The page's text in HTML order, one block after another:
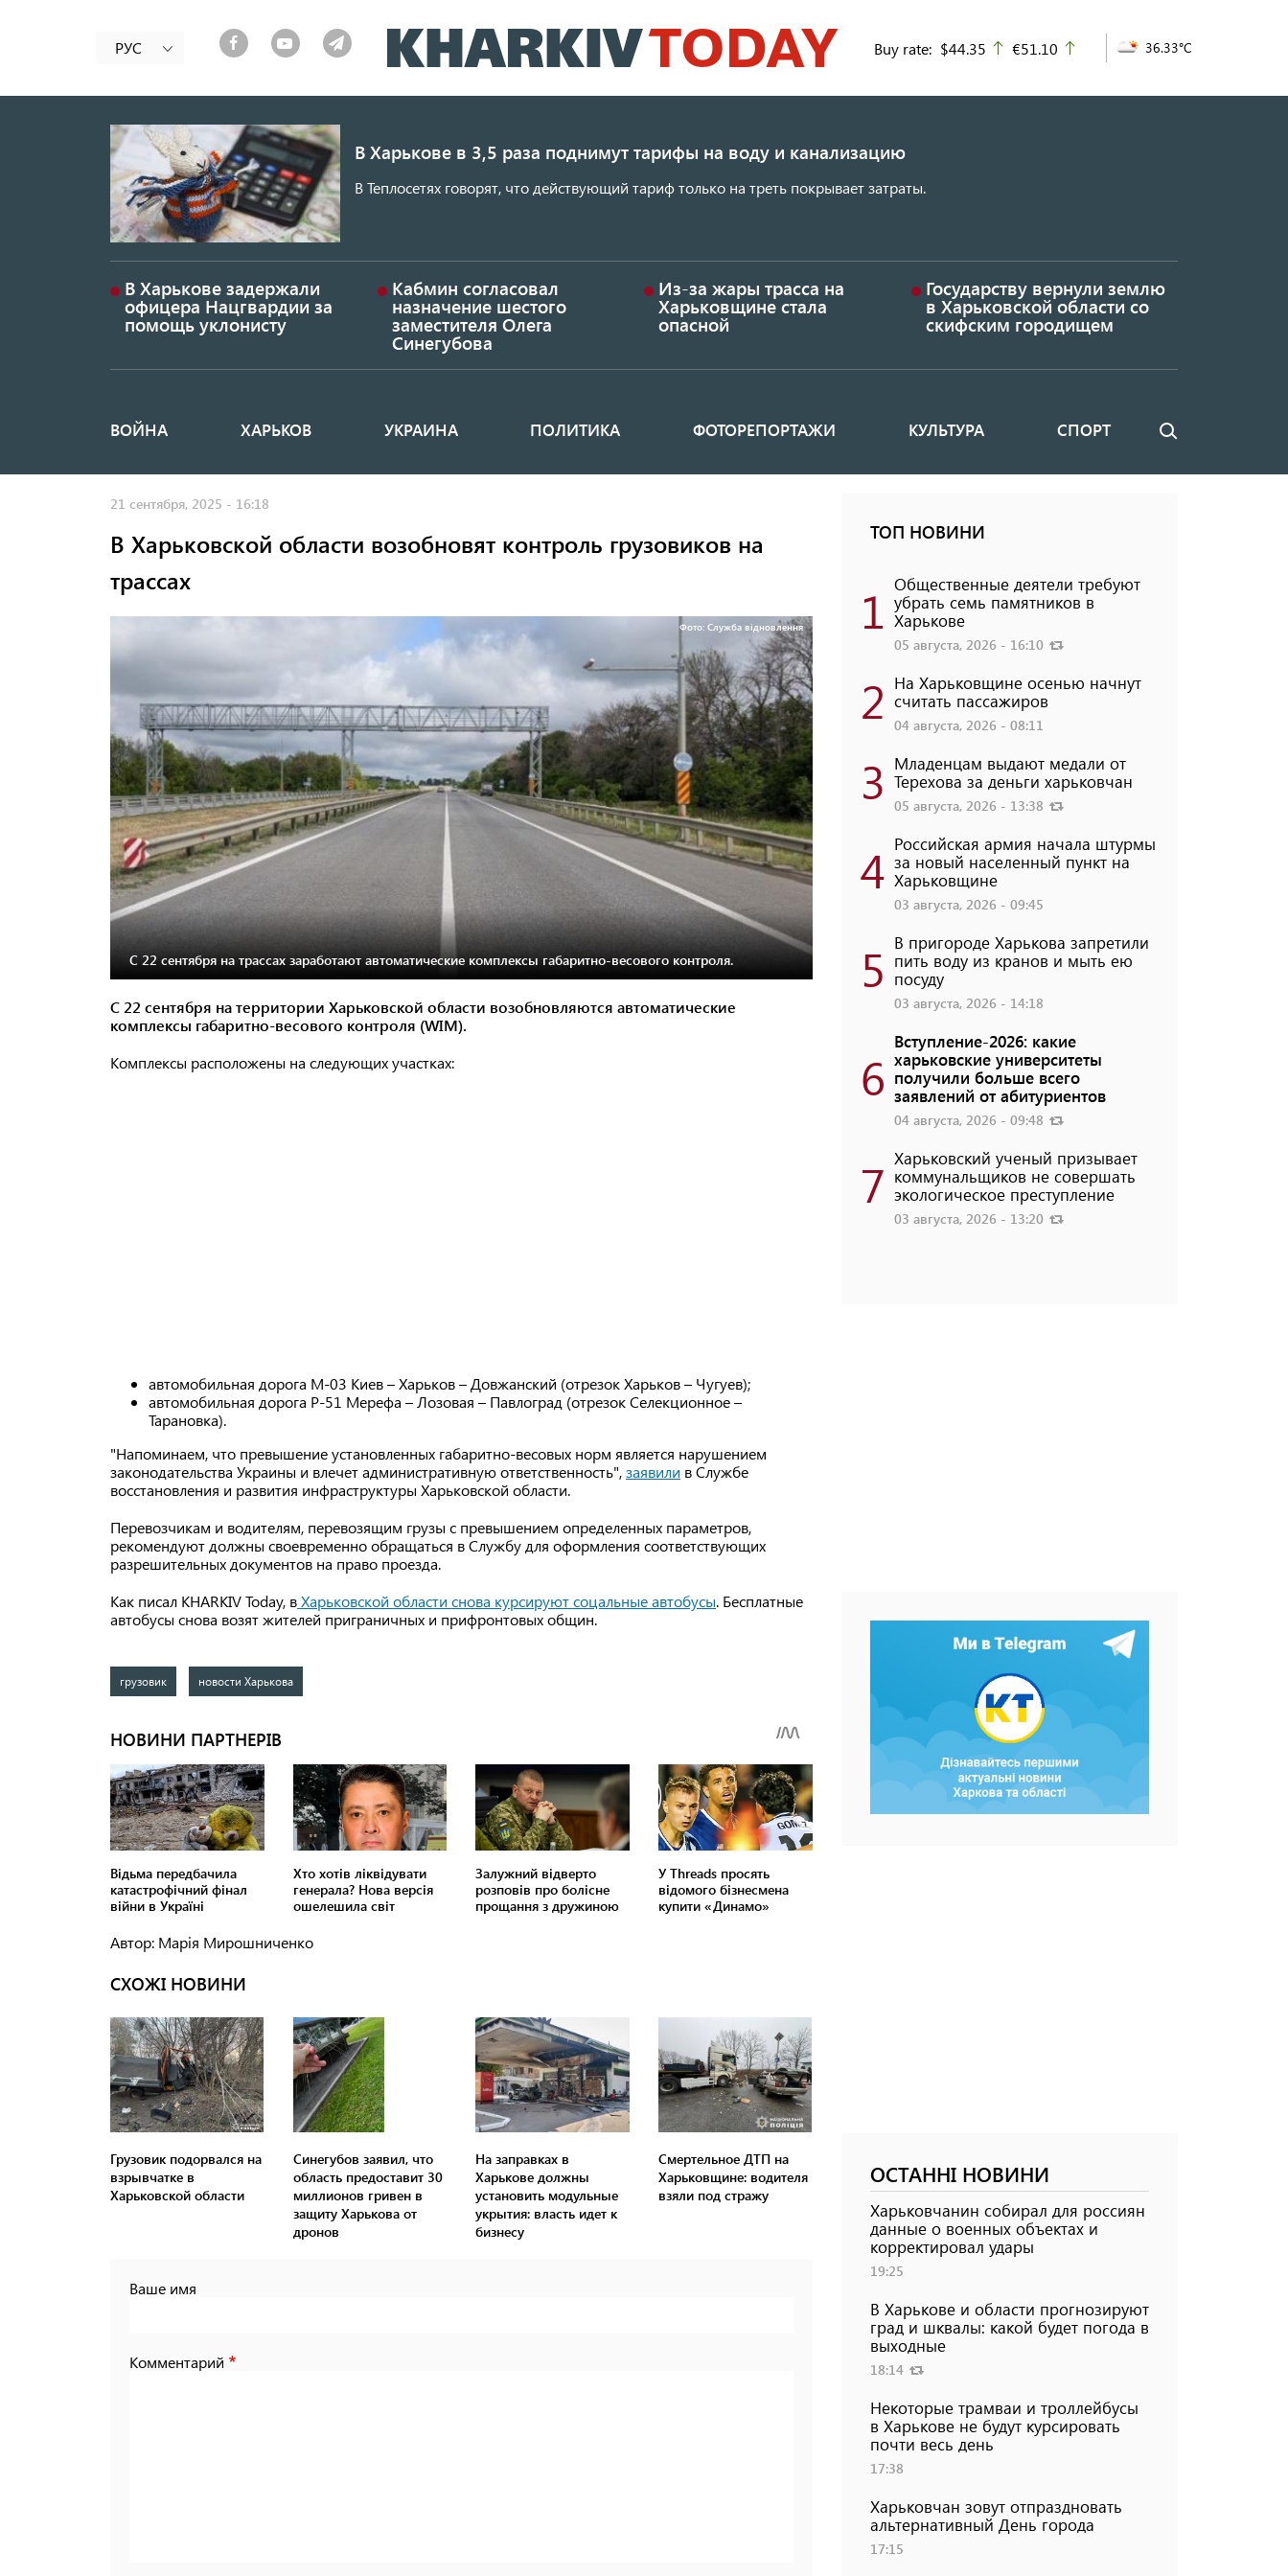
к
основному
РУС Buy rate: $44.35 up
€51.10 36.33°C
В Харькове в 3,5 раза поднимут тарифы на воду и канализацию
В Теплосетях говорят, что действующий тариф только на треть покрывает затраты.
В Харькове задержали
офицера Нацгвардии за
помощь уклонисту
Кабмин согласовал
назначение шестого
заместителя Олега
Синегубова
Из-за жары трасса на
Харьковщине стала
опасной
Государству вернули землю
в Харьковской области со
скифским городищем
Основная
ВОЙНА ХАРЬКОВ УКРАИНА ПОЛИТИКА ФОТОРЕПОРТАЖИ КУЛЬТУРА СПОРТ Поиск
21 сентября, 2025 - 16:18
В Харьковской области возобновят контроль грузовиков на
трассах
Фото: Служба відновлення
С 22 сентября на трассах заработают автоматические комплексы габаритно-весового контроля.
С 22 сентября на территории Харьковской области возобновляются автоматические
комплексы габаритно-весового контроля (WIM).
Комплексы расположены на следующих участках:
автомобильная дорога М-03 Киев – Харьков – Довжанский (отрезок Харьков – Чугуев);
автомобильная дорога Р-51 Мерефа – Лозовая – Павлоград (отрезок Селекционное –
Тарановка).
"Напоминаем, что превышение установленных габаритно-весовых норм является нарушением
законодательства Украины и влечет административную ответственность",заявили в Службе
восстановления и развития инфраструктуры Харьковской области.
Перевозчикам и водителям, перевозящим грузы с превышением определенных параметров,
рекомендуют должны своевременно обращаться в Службу для оформления соответствующих
разрешительных документов на право проезда.
Как писал KHARKIV Today, вХарьковской области снова курсируют соцальные автобусы. Бесплатные
автобусы снова возят жителей приграничных и прифронтовых общин.
грузовик новости Харькова
Автор: Марія Мирошниченко
СХОЖІ НОВИНИ
Грузовик подорвался на
взрывчатке в
Харьковской области
Синегубов заявил, что
область предоставит 30
миллионов гривен в
защиту Харькова от
дронов
На заправках в
Харькове должны
установить модульные
укрытия: власть идет к
бизнесу
Смертельное ДТП на
Харьковщине: водителя
взяли под стражу
Ваше имя
Комментарий
ТОП НОВИНИ
1 Общественные деятели требуют
убрать семь памятников в
Харькове
05 августа, 2026 - 16:10
2 На Харьковщине осенью начнут
считать пассажиров
04 августа, 2026 - 08:11
3 Младенцам выдают медали от
Терехова за деньги харьковчан
05 августа, 2026 - 13:38
4 Российская армия начала штурмы
за новый населенный пункт на
Харьковщине
03 августа, 2026 - 09:45
5 В пригороде Харькова запретили
пить воду из кранов и мыть ею
посуду
03 августа, 2026 - 14:18
6
Вступление-2026: какие
харьковские университеты
получили больше всего
заявлений от абитуриентов
04 августа, 2026 - 09:48
7 Харьковский ученый призывает
коммунальщиков не совершать
экологическое преступление
03 августа, 2026 - 13:20
ОСТАННІ НОВИНИ
Харьковчанин собирал для россиян
данные о военных объектах и ​​
корректировал удары
19:25
В Харькове и области прогнозируют
град и шквалы: какой будет погода в
выходные
18:14
Некоторые трамваи и троллейбусы
в Харькове не будут курсировать
почти весь день
17:38
Харьковчан зовут отпраздновать
альтернативный День города
17:15